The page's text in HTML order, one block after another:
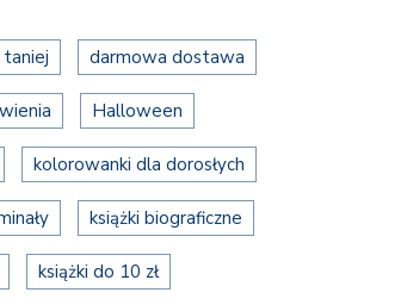
taniej darmowa dostawa
Halloween
kolorowanki dla dorosłych
książki biograficzne
książki do 10 zł